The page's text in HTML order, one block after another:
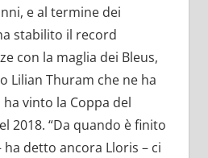
e al termine dei
stabilito il record
con la maglia dei Bleus,
Lilian Thuram che ne ha
ha vinto la Coppa del
2018. “Da quando è finito
ha detto ancora Lloris – ci